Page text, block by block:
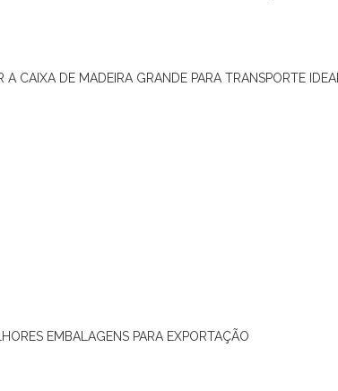
A CAIXA DE MADEIRA GRANDE PARA TRANSPORTE IDEAL
EMBALAGENS PARA EXPORTAÇÃO